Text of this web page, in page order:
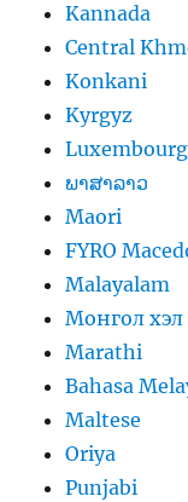
Kannada
Central
Konkani
Kyrgyz
ພາສາລາວ
Maori
FYRO
Malayalam
Монгол хэл
Marathi
Bahasa
Maltese
Oriya
Punjabi